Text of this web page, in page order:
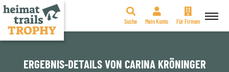
Zum
springen
Suche Mein Konto Für Firmen
ERGEBNIS-DETAILS VON CARINA KRÖNINGER